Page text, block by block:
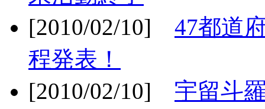
[2010/02/10] 47都道
程発表！
[2010/02/10] 宇留斗